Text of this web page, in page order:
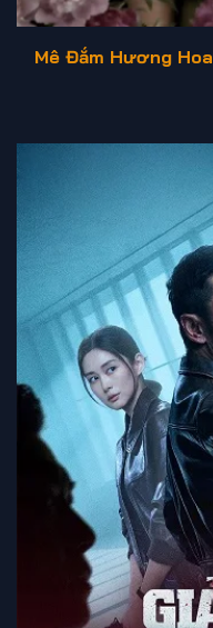
Mê Đắm Hương Hoa